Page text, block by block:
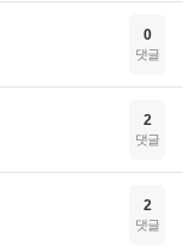
0
댓글
2
댓글
2
댓글